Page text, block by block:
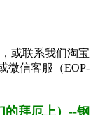
或联系我们淘宝
微信客服（EOP-
的拜厄上）--钢